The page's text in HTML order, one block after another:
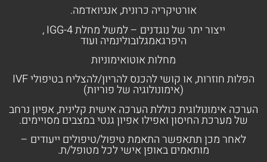
אורטיקריה כרונית, אנגיואדמה.
ייצור יתר של נוגדנים – למשל מחלת IGG-4 ,
היפרגאמגלובולינמיה ועוד
מחלות אוטואימוניות
הפלות חוזרות, או קושי להכנס להריון/להצליח בטיפולי IVF
(אימונולוגיה של פוריות)
הערכה אימונולוגית כוללת הערכה אישית קלינית, אפיון נרחב
של מערכת החיסון ואפילו אפיון גנטי במצבים מסויימים.
לאחר מכן תתאפשר התאמת טיפול/טיפולים ייעודים –
מותאמים באופן אישי לכל מטופל/ת.